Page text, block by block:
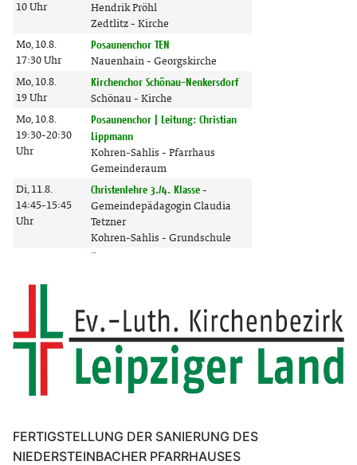
FERTIGSTELLUNG DER SANIERUNG DES
NIEDERSTEINBACHER PFARRHAUSES